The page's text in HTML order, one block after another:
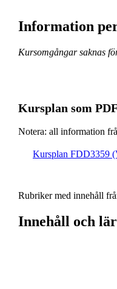
Information
Kursomgångar saknas
Kursplan som
Notera: all information
Kursplan FDD3359
Rubriker med innehåll
Innehåll och